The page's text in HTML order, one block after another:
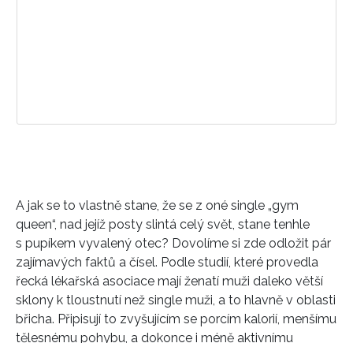
A jak se to vlastně stane, že se z oné single „gym
queen“, nad jejíž posty slintá celý svět, stane tenhle
s pupíkem vyvalený otec? Dovolíme si zde odložit pár
zajímavých faktů a čísel. Podle studií, které provedla
řecká lékařská asociace mají ženatí muži daleko větší
sklony k tloustnutí než single muži, a to hlavně v oblasti
břicha. Připisují to zvyšujícím se porcím kalorií, menšímu
tělesnému pohybu, a dokonce i méně aktivnímu